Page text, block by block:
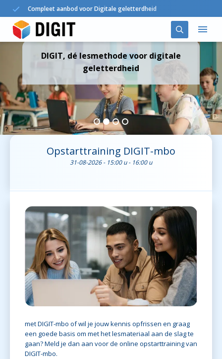
Compleet aanbod voor Digitale geletterdheid
DIGIT in het onderwijs
Agenda
DIGIT, dé lesmethode voor digitale
geletterdheid
Opstarttraining DIGIT-mbo
31-08-2026 - 15:00 u - 16:00 u
met DIGIT-mbo of wil je jouw kennis opfrissen en graag
een goede basis om met het lesmateriaal aan de slag te
gaan? Meld je dan aan voor de online opstarttraining van
DIGIT-mbo.